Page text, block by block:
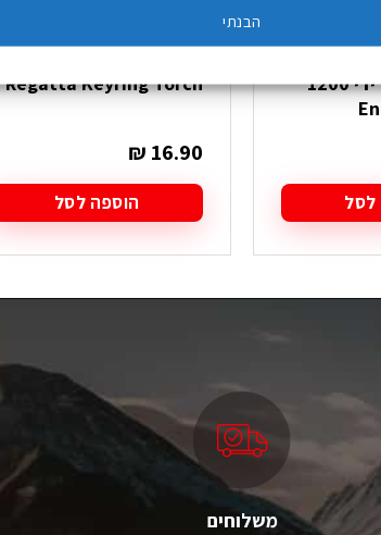
הבנתי
פנס טקטי היברידי 1200
לסל
Regatta Keyring Torch
₪ 16.90
הוספה לסל
משלוחים